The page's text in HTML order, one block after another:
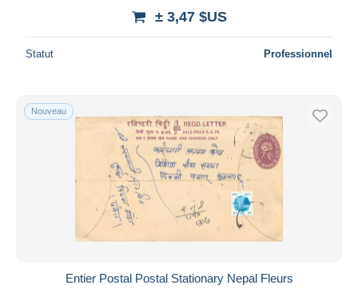
± 3,47 $US
Statut Professionnel
Nouveau
Entier Postal Postal Stationary Nepal Fleurs